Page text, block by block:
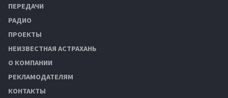
ПЕРЕДАЧИ
РАДИО
ПРОЕКТЫ
НЕИЗВЕСТНАЯ АСТРАХАНЬ
О КОМПАНИИ
РЕКЛАМОДАТЕЛЯМ
КОНТАКТЫ